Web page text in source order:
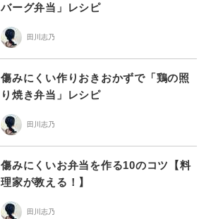
バーグ弁当」レシピ
田川志乃
傷みにくい作りおきおかずで「鶏の照
り焼き弁当」レシピ
田川志乃
傷みにくいお弁当を作る10のコツ【料
理家が教える！】
田川志乃